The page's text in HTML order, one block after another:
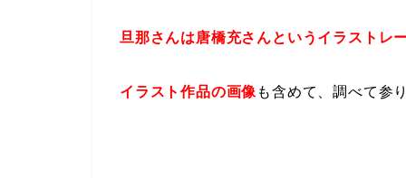
旦那さんは唐橋充さんというイラストレ
イラスト作品の画像 も含めて、調べて参